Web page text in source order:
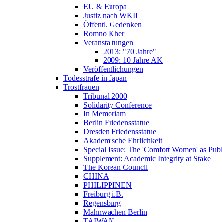
EU & Europa
Justiz nach WKII
Öffentl. Gedenken
Romno Kher
Veranstaltungen
2013: "70 Jahre"
2009: 10 Jahre AK
Veröffentlichungen
Todesstrafe in Japan
Trostfrauen
Tribunal 2000
Solidarity Conference
In Memoriam
Berlin Friedensstatue
Dresden Friedensstatue
Akademische Ehrlichkeit
Special Issue: The 'Comfort Women' as
Supplement: Academic Integrity at Stake
The Korean Council
CHINA
PHILIPPINEN
Freiburg i.B.
Regensburg
Mahnwachen Berlin